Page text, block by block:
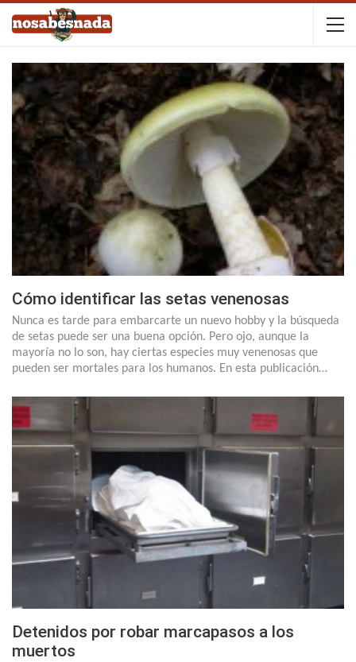
Cómo identificar las setas venenosas
Nunca es tarde para embarcarte un nuevo hobby y la búsqueda
de setas puede ser una buena opción. Pero ojo, aunque la
mayoría no lo son, hay ciertas especies muy venenosas que
pueden ser mortales para los humanos. En esta publicación…
Detenidos por robar marcapasos a los
muertos